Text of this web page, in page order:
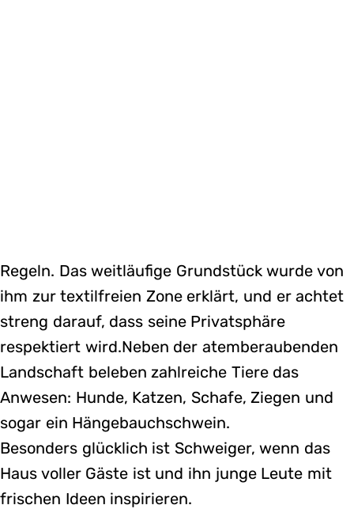
Regeln. Das weitläufige Grundstück wurde von
ihm zur textilfreien Zone erklärt, und er achtet
streng darauf, dass seine Privatsphäre
respektiert wird.Neben der atemberaubenden
Landschaft beleben zahlreiche Tiere das
Anwesen: Hunde, Katzen, Schafe, Ziegen und
sogar ein Hängebauchschwein.
Besonders glücklich ist Schweiger, wenn das
Haus voller Gäste ist und ihn junge Leute mit
frischen Ideen inspirieren.